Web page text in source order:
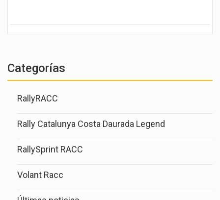
Categorías
RallyRACC
Rally Catalunya Costa Daurada Legend
RallySprint RACC
Volant Racc